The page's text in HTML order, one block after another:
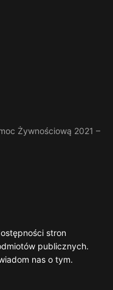
Żywnościową 2021 –
stron
publicznych.
nas o tym.